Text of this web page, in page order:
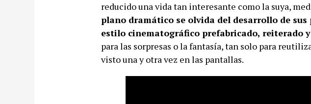
reducido una vida tan interesante como la suya,
plano dramático se olvida del desarrollo de sus
estilo cinematográfico prefabricado, reiterado
para las sorpresas o la fantasía, tan solo para
visto una y otra vez en las pantallas.